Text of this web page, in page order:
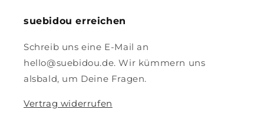
suebidou erreichen
Schreib uns eine E-Mail an
hello@suebidou.de. Wir kümmern uns
alsbald, um Deine Fragen.
Vertrag widerrufen